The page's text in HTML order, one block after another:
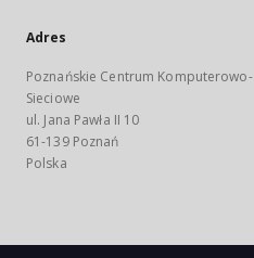
Adres
Poznańskie Centrum Komputerowo-
Sieciowe
ul. Jana Pawła II 10
61-139 Poznań
Polska